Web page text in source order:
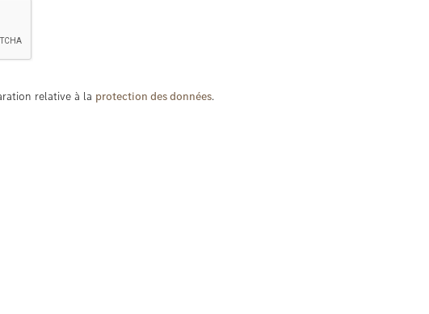
relative à la protection des données.